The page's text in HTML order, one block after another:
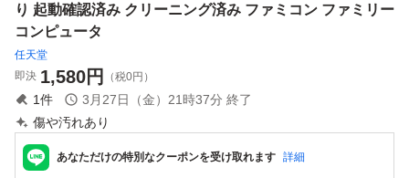
リーコンピュータ
リーコンピュータ
ーコンピュータ
り 起動確認済み クリーニング済み ファミコン ファミリー
コンピュータ
任天堂
即決 1,580円 （税0円）
1件 3月27日（金）21時37分 終了
傷や汚れあり
あなただけの特別なクーポンを受け取れます 詳細